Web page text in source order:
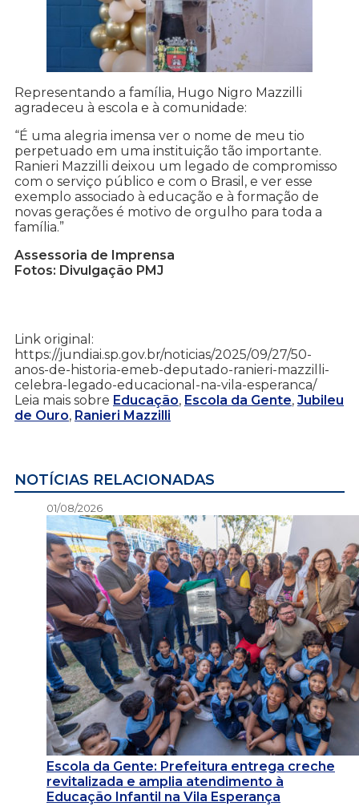
Representando a família, Hugo Nigro Mazzilli
agradeceu à escola e à comunidade:
“É uma alegria imensa ver o nome de meu tio
perpetuado em uma instituição tão importante.
Ranieri Mazzilli deixou um legado de compromisso
com o serviço público e com o Brasil, e ver esse
exemplo associado à educação e à formação de
novas gerações é motivo de orgulho para toda a
família.”
Assessoria de Imprensa
Fotos: Divulgação PMJ
Link original:
https://jundiai.sp.gov.br/noticias/2025/09/27/50-
anos-de-historia-emeb-deputado-ranieri-mazzilli-
celebra-legado-educacional-na-vila-esperanca/
Leia mais sobre Educação, Escola da Gente, Jubileu
de Ouro, Ranieri Mazzilli
NOTÍCIAS RELACIONADAS
01/08/2026
Escola da Gente: Prefeitura entrega creche
revitalizada e amplia atendimento à
Educação Infantil na Vila Esperança